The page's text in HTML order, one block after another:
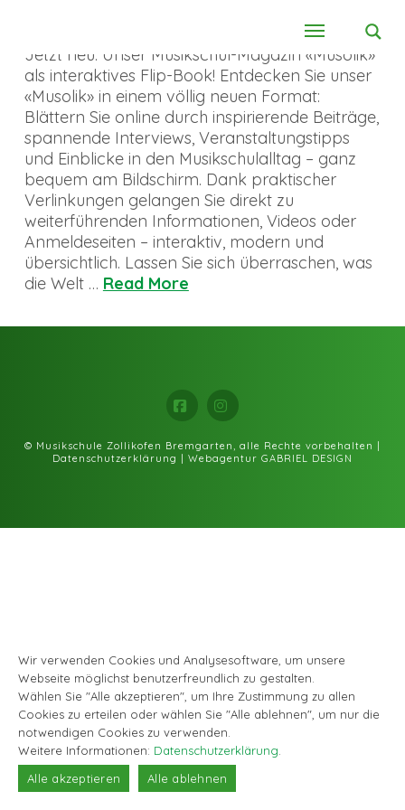
Jetzt neu: Unser Musikschul-Magazin «Musolik»
als interaktives Flip-Book! Entdecken Sie unser
«Musolik» in einem völlig neuen Format:
Blättern Sie online durch inspirierende Beiträge,
spannende Interviews, Veranstaltungstipps
und Einblicke in den Musikschulalltag – ganz
bequem am Bildschirm. Dank praktischer
Verlinkungen gelangen Sie direkt zu
weiterführenden Informationen, Videos oder
Anmeldeseiten – interaktiv, modern und
übersichtlich. Lassen Sie sich überraschen, was
die Welt … Read More
© Musikschule Zollikofen Bremgarten, alle Rechte vorbehalten |
Datenschutzerklärung
Webagentur GABRIEL DESIGN
Wir verwenden Cookies und Analysesoftware, um unsere
Webseite möglichst benutzerfreundlich zu gestalten.
Wählen Sie "Alle akzeptieren", um Ihre Zustimmung zu allen
Cookies zu erteilen oder wählen Sie "Alle ablehnen", um nur die
notwendigen Cookies zu verwenden.
Weitere Informationen: Datenschutzerklärung
Alle akzeptieren
Alle ablehnen